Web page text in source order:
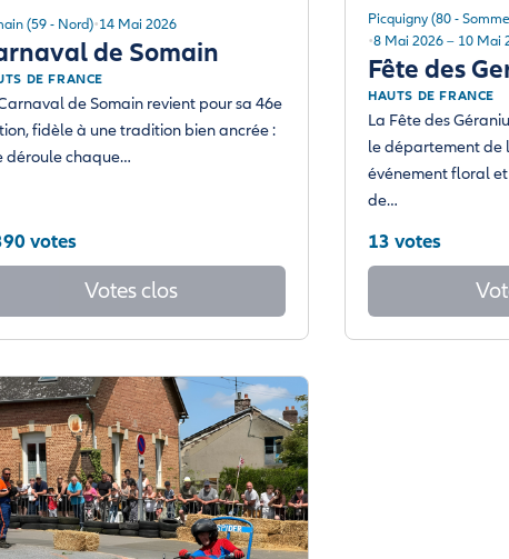
(59 - Nord) 14 Mai 2026
de Somain
DE FRANCE
de Somain revient pour sa 46e
fidèle à une tradition bien ancrée :
déroule chaque…
votes
Votes clos
Picquigny (80 -
8 Mai 2026 – 10 Mai
Fête des
HAUTS DE FRANCE
La Fête des
le département de
événement floral
de…
13 votes